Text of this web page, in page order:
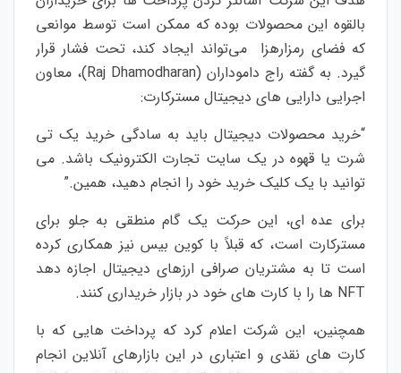
بالقوه این محصولات بوده که ممکن است توسط موانعی
که فضای رمزارهزا می‌تواند ایجاد کند، تحت فشار قرار
گیرد. به گفته راج داموداران (Raj Dhamodharan)، معاون
اجرایی دارایی های دیجیتال مسترکارت:
“خرید محصولات دیجیتال باید به سادگی خرید یک تی
شرت یا قهوه در یک سایت تجارت الکترونیک باشد. می
توانید با یک کلیک خرید خود را انجام دهید، همین.”
برای عده ای، این حرکت یک گام منطقی به جلو برای
مسترکارت است، که قبلاً با کوین بیس نیز همکاری کرده
است تا به مشتریان صرافی ارزهای دیجیتال اجازه دهد
NFT ها را با کارت های خود در بازار خریداری کنند.
همچنین، این شرکت اعلام کرد که پرداخت هایی که با
کارت های نقدی و اعتباری در این بازارهای آنلاین انجام